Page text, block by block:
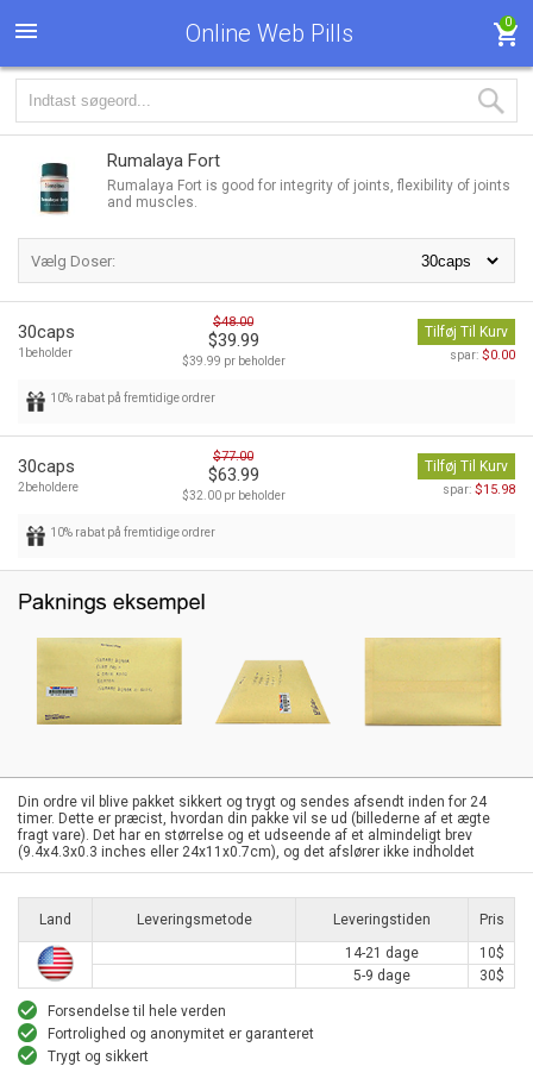
Online Web Pills 0
Rumalaya Fort
Rumalaya Fort is good for integrity of joints, flexibility of joints
and muscles.
Vælg Doser:
30caps
1beholder
$48.00
$39.99
$39.99 pr beholder
Tilføj Til Kurv
spar: $0.00
10% rabat på fremtidige ordrer
30caps
2beholdere
$77.00
$63.99
$32.00 pr beholder
Tilføj Til Kurv
spar: $15.98
10% rabat på fremtidige ordrer
Din ordre vil blive pakket sikkert og trygt og sendes afsendt inden for 24
timer. Dette er præcist, hvordan din pakke vil se ud (billederne af et ægte
fragt vare). Det har en størrelse og et udseende af et almindeligt brev
(9.4x4.3x0.3 inches eller 24x11x0.7cm), og det afslører ikke indholdet
Land Leveringsmetode Leveringstiden
Pris
14-21 dage
10$
5-9 dage
30$
Forsendelse til hele verden
Fortrolighed og anonymitet er garanteret
Trygt og sikkert